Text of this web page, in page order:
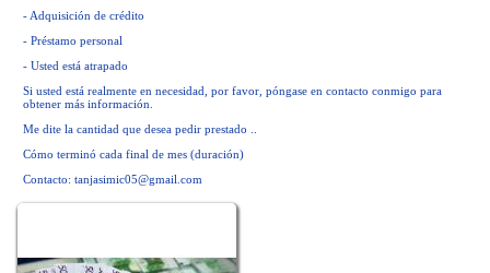
- Adquisición de crédito
- Préstamo personal
- Usted está atrapado
Si usted está realmente en necesidad, por favor, póngase en contacto conmigo para
obtener más información.
Me dite la cantidad que desea pedir prestado ..
Cómo terminó cada final de mes (duración)
Contacto: tanjasimic05@gmail.com